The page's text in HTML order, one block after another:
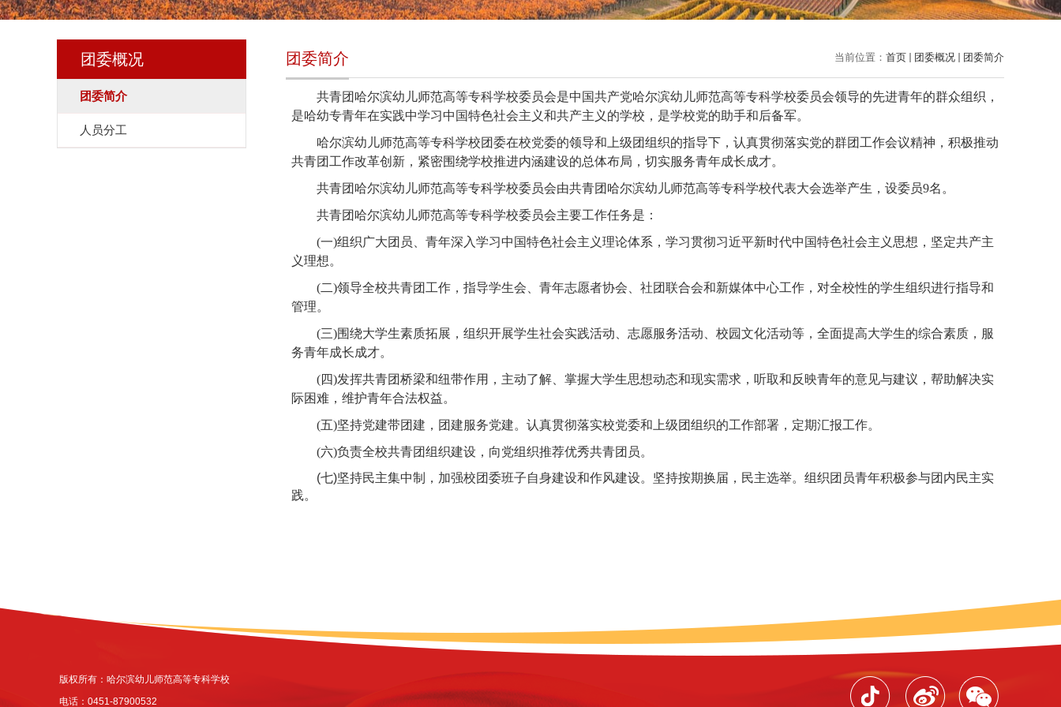
团委概况
团委简介
人员分工
当前位置： 首页 团委概况 团委简介
团委简介
共青团 哈尔滨幼儿师范高等专科学校委员会是中国共产党哈尔滨幼儿师范高等专科学校委员会领导的先进青年的群众组织，
是哈幼专青年在实践中学习中国特色社会主义和共产主义的学校，是学校党的助手和后备军。
哈尔滨幼儿师范高等专科学校团委在校党委的领导和上级团组织的指导下，认真贯彻落实党的群团工作会议精神，积极推动
共青团工作改革创新，紧密围绕学校推进内涵建设的总体布局， 切实服务青年成长成才。
共青团 哈尔滨幼儿师范高等专科学校委员会由共青团 哈尔滨幼儿师范高等专科学校代表大会选举产生，设委员9名。
共青团 哈尔滨幼儿师范高等专科学校委员会主要工作任务是：
(一)组织广大团员、青年深入学习中国特色社会主义理论体系，学习贯彻习近平新时代中国特色社会主义思想，坚定共产主
义理想。
(二)领导全校共青团工作，指导学生会、 青年志愿者协会、 社团联合会和新媒体中心工作，对全校性的学生组织进行指导和
管理。
(三)围绕大学生素质拓展，组织开展学生社会实践活动、志愿服务活动、校园文化活动等，全面提高大学生的综合素质，服
务青年成长成才。
(四)发挥共青团桥梁和纽带作用，主动了解、掌握大学生思想动态和现实需求，听取和反映青年的意见与建议，帮助解决实
际困难，维护青年合法权益。
(五)坚持党建带团建，团建服务党建。认真贯彻落实校党委和上级团组织的工作部署，定期汇报工作。
(六)负责全校共青团组织建设， 向党组织推荐优秀共青团 员。
(七)坚持民主集中制，加强校团委班子自身建设和作风建设。坚持按期换届，民主选举。组织团员青年积极参与团内民主实
践。
版权所有：哈尔滨幼儿师范高等专科学校
电话：0451-87900532